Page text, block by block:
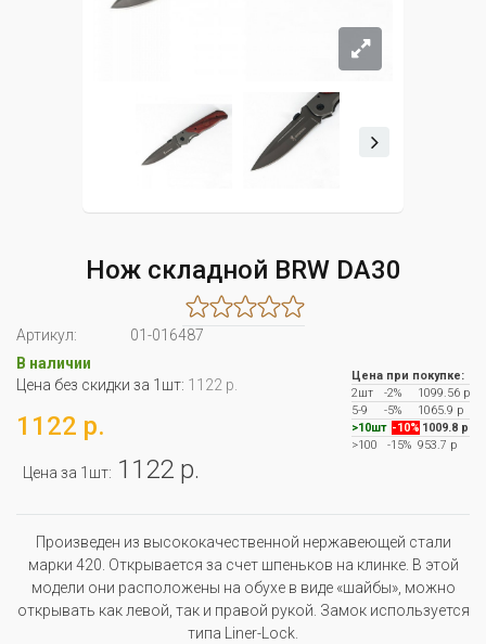
Нож складной BRW DA30
Артикул:
01-016487
В наличии
Цена без скидки за 1шт: 1122 р.
1122 р.
Цена за 1шт: 1122 р.
Цена при покупке:
2шт
-2%
1099.56 р
5-9
-5%
1065.9 р
>10шт -10% 1009.8 р
>100
-15% 953.7 р
Произведен из высококачественной нержавеющей стали
марки 420. Открывается за счет шпеньков на клинке. В этой
модели они расположены на обухе в виде «шайбы», можно
открывать как левой, так и правой рукой. Замок используется
типа Liner-Lock.